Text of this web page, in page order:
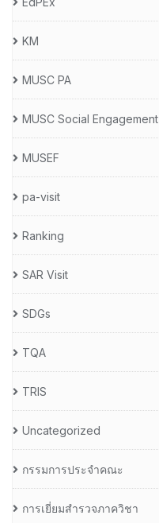
KM
MUSC PA
MUSC Social Engagement
MUSEF
pa-visit
Ranking
SAR Visit
SDGs
TQA
TRIS
Uncategorized
กรรมการประจำคณะ
การเยี่ยมสำรวจภาควิชา